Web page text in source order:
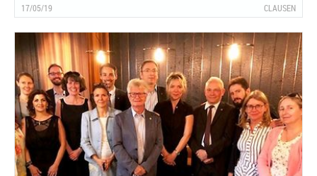
17/05/19 CLAUSEN